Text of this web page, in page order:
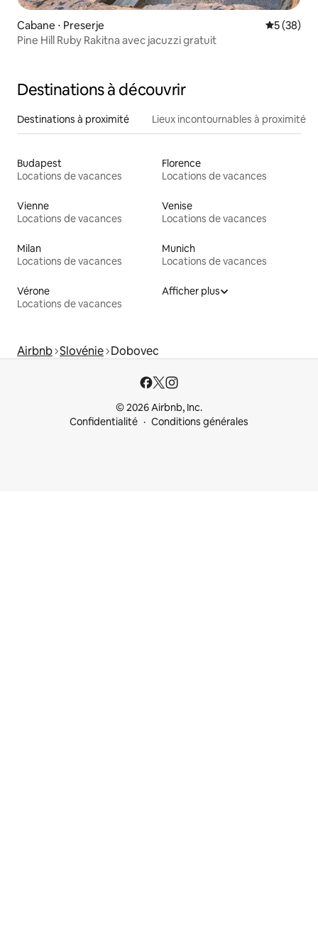
Cabane ⋅ Preserje
5 (38)
Pine Hill Ruby Rakitna avec jacuzzi gratuit
Destinations à découvrir
Destinations à proximité Lieux incontournables à proximité
Budapest
Locations de vacances
Florence
Locations de vacances
Vienne
Locations de vacances
Venise
Locations de vacances
Milan
Locations de vacances
Munich
Locations de vacances
Vérone
Locations de vacances
Afficher plus
Airbnb Slovénie Dobovec
© 2026 Airbnb, Inc.
Confidentialité
Conditions générales